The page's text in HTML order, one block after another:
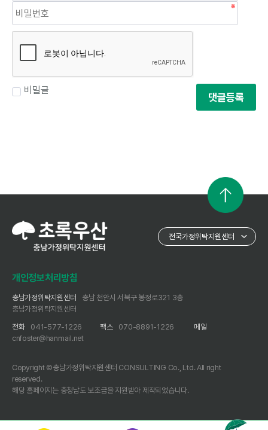
비밀글
댓글등록
개인정보처리방침
충남가정위탁지원센터
충남 천안시 서북구 봉정로321 3층
충남가정위탁지원센터
전화
041-577-1226 팩스 070-8891-1226
메일
cnfoster@hanmail.net
Copyright ©충남가정위탁지원센터 CONSULTING Co., Ltd. All right
reserved.
해당 홈페이지는 충청남도 보조금을 지원받아 제작되었습니다.